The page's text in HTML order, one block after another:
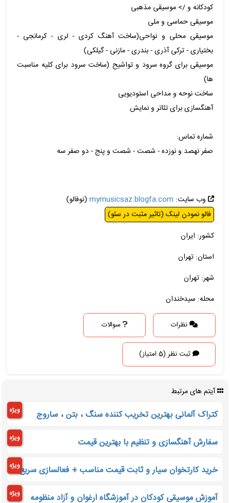
کودکانه و /> موسیقی مذهبی
موسیقی حماسی و ملی
موسیقی محلی و نواحی(ساخت آهنگ کردی - لری - کرمانجی -
بختیاری - ترکی آذری - بندری - مازنی - گیلکی)
موسیقی برای گروه سرود و تواشیح (ساخت سرود برای کلیه مناسبت
ها)
ساخت نوحه و مداحی استودیویی
آهنگسازی برای تئاتر و نمایش
شماره تماس:
صفر نهصد و نوزده - شصت - شصت و پنج - دو صفر سه
وب سایت: mymusicsaz.blogfa.com (نوفالو)
فالو نمودن لینک (تاثیر مثبت در سئو)
کشور: ایران
استان: تهران
شهر: تهران
محله: سیدخندان
نظرات سوالات
ثبت نظر (5 امتیاز)
آیتم های مرتبط
کتراک آلمانی بهترین تخریب کننده سنگ ، بتن ، ساروج ویژه
سفارش آهنگسازی و تنظیم با بهترین قیمت ویژه
خرید کارتخوان سیار و ثابت قیمت مناسب + فعالسازی سریعویژه
آموزش موسیقی کودکان در آموزشگاه ارغوان و آزاد منظومه ویژه